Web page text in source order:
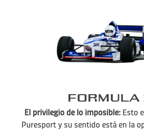
Formula
El privilegio de lo imposible:Esto
Puresport y su sentido está en la